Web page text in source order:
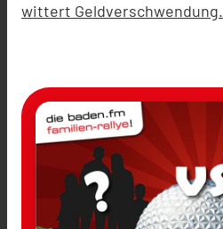
wittert Geldverschwendung.